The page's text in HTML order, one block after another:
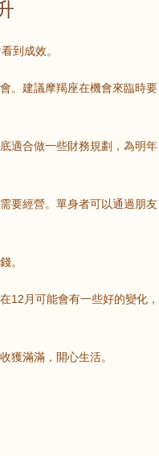
到成效。
。建議摩羯座在機會來臨時要
適合做一些財務規劃，為明年
要經營。單身者可以通過朋友
。
12月可能會有一些好的變化，
獲滿滿，開心生活。